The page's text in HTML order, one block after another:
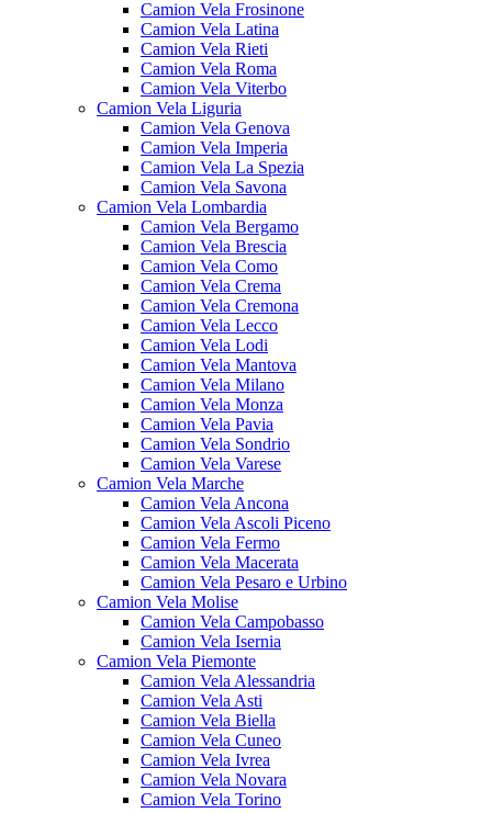
Camion Vela Frosinone
Camion Vela Latina
Camion Vela Rieti
Camion Vela Roma
Camion Vela Viterbo
Camion Vela Liguria
Camion Vela Genova
Camion Vela Imperia
Camion Vela La Spezia
Camion Vela Savona
Camion Vela Lombardia
Camion Vela Bergamo
Camion Vela Brescia
Camion Vela Como
Camion Vela Crema
Camion Vela Cremona
Camion Vela Lecco
Camion Vela Lodi
Camion Vela Mantova
Camion Vela Milano
Camion Vela Monza
Camion Vela Pavia
Camion Vela Sondrio
Camion Vela Varese
Camion Vela Marche
Camion Vela Ancona
Camion Vela Ascoli Piceno
Camion Vela Fermo
Camion Vela Macerata
Camion Vela Pesaro e Urbino
Camion Vela Molise
Camion Vela Campobasso
Camion Vela Isernia
Camion Vela Piemonte
Camion Vela Alessandria
Camion Vela Asti
Camion Vela Biella
Camion Vela Cuneo
Camion Vela Ivrea
Camion Vela Novara
Camion Vela Torino